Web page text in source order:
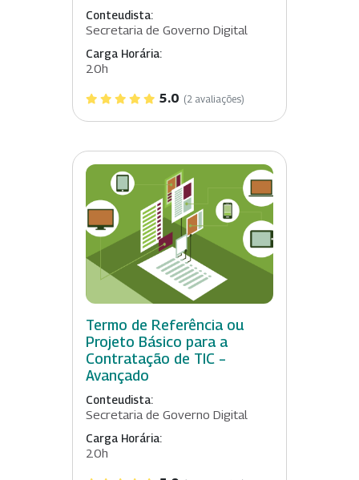
Conteudista:
Secretaria de Governo Digital
Carga Horária:
20h
5.0 (2 avaliações)
Termo de Referência ou
Projeto Básico para a
Contratação de TIC –
Avançado
Conteudista:
Secretaria de Governo Digital
Carga Horária:
20h